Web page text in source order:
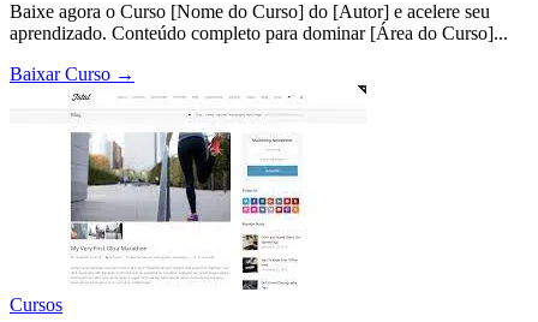
Baixe agora o Curso [Nome do Curso] do [Autor] e acelere seu
aprendizado. Conteúdo completo para dominar [Área do Curso]...
Baixar Curso →
Cursos